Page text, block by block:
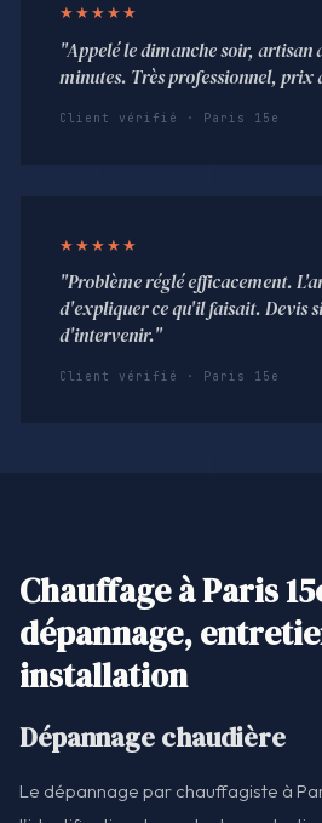
★★★★★
"Appelé le dimanche soir, artisan
minutes. Très professionnel, prix
Client vérifié · Paris 15e
★★★★★
"Problème réglé efficacement.
d'expliquer ce qu'il faisait. Devis
d'intervenir."
Client vérifié · Paris 15e
Chauffage à Paris
dépannage,
installation
Dépannage chaudière
Le dépannage par chauffagiste à